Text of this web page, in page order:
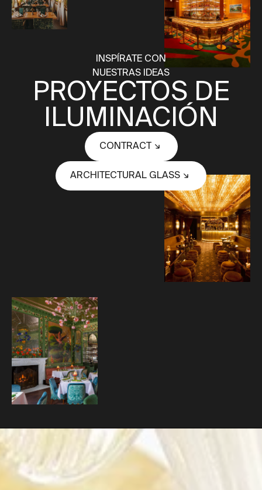
INSPÍRATE CON
NUESTRAS IDEAS
PROYECTOS DE
ILUMINACIÓN
CONTRACT
ARCHITECTURAL GLASS